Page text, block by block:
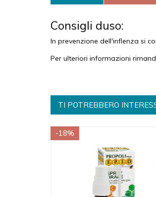
Consigli duso:
In prevenzione dell'inflenza si
Per ulteriori informazioni
TI POTREBBERO
-18%